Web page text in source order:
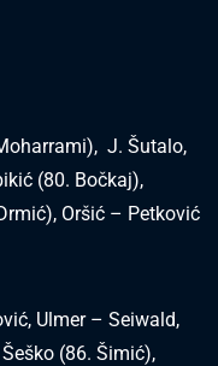
J. Šutalo,
(80. Bočkaj),
Oršić – Petković
Ulmer – Seiwald,
(86. Šimić),